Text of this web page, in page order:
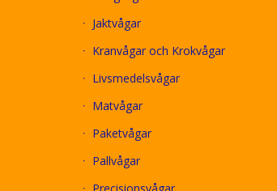
Jaktvågar
Kranvågar och Krokvågar
Livsmedelsvågar
Matvågar
Paketvågar
Pallvågar